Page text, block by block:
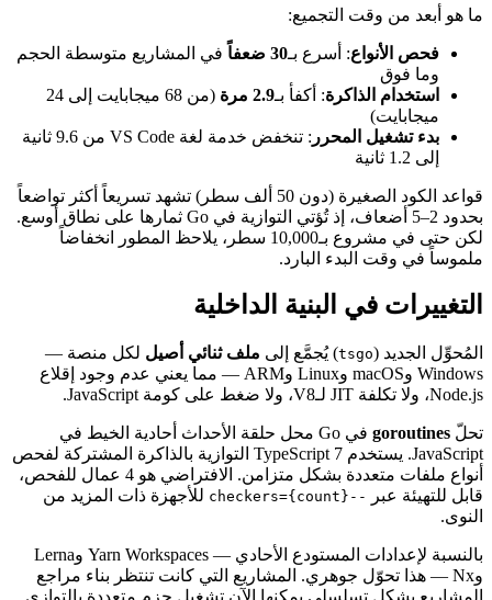
ما هو أبعد من وقت التجميع:
فحص الأنواع: أسرع بـ 30 ضعفاً
في المشاريع متوسطة الحجم
وما فوق
استخدام الذاكرة : أكفأ بـ 2.9 مرة
(من 68 ميجابايت إلى 24
ميجابايت)
بدء تشغيل المحرر
: تنخفض خدمة لغة VS Code من 9.6 ثانية
إلى 1.2 ثانية
قواعد الكود الصغيرة (دون 50 ألف سطر) تشهد تسريعاً أكثر تواضعاً
بحدود 2–5 أضعاف، إذ تُؤتي التوازية في Go ثمارها على نطاق أوسع.
لكن حتى في مشروع بـ10,000 سطر، يلاحظ المطور انخفاضاً
ملموساً في وقت البدء البارد.
التغييرات في البنية الداخلية
المُحوِّل الجديد ( tsgo) يُجمَّع إلى ملف ثنائي أصيل لكل منصة —
Windows وmacOS وLinux وARM — مما يعني عدم وجود إقلاع
Node.js، ولا تكلفة JIT لـV8، ولا ضغط على كومة JavaScript.
تحلّgoroutines
في Go محل حلقة الأحداث أحادية الخيط في
JavaScript. يستخدم TypeScript 7 التوازية بالذاكرة المشتركة لفحص
أنواع ملفات متعددة بشكل متزامن. الافتراضي هو 4 عمال للفحص،
قابل للتهيئة عبر --checkers={count}
للأجهزة ذات المزيد من
النوى.
بالنسبة لإعدادات المستودع الأحادي — Yarn Workspaces وLerna
وNx — هذا تحوّل جوهري. المشاريع التي كانت تنتظر بناء مراجع